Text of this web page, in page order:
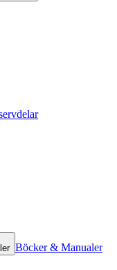
Böcker & Manualer